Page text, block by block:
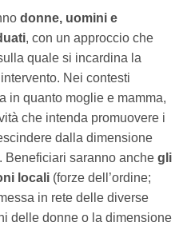
donne, uomini e
, con un approccio che
quale si incardina la
Nei contesti
in quanto moglie e mamma,
che intenda promuovere i
dalla dimensione
Beneficiari saranno anche gli
locali (forze dell’ordine;
in rete delle diverse
delle donne o la dimensione